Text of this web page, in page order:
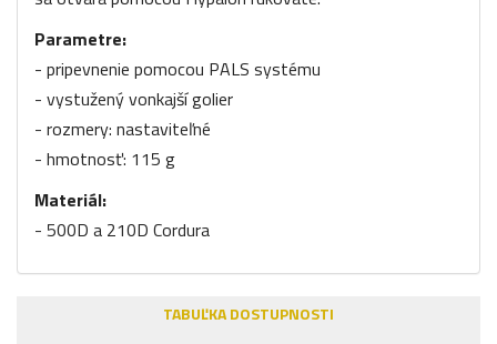
Parametre:
- pripevnenie pomocou PALS systému
- vystužený vonkajší golier
- rozmery: nastaviteľné
- hmotnosť: 115 g
Materiál:
- 500D a 210D Cordura
TABUĽKA DOSTUPNOSTI